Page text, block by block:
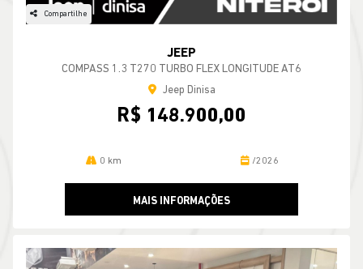
Compartilhe
JEEP
COMPASS 1.3 T270 TURBO FLEX LONGITUDE AT6
Jeep Dinisa
R$ 148.900,00
0 km /2026
MAIS INFORMAÇÕES